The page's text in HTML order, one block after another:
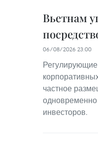
Вьетнам
06/08/2026 23:00
частное
инвесторов.